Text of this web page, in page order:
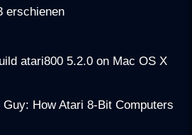
erschienen
atari800 5.2.0 on Mac OS X
Guy: How Atari 8-Bit Computers